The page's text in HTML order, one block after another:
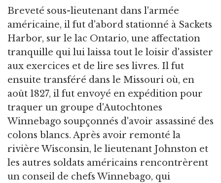
Breveté sous-lieutenant dans l'armée
américaine, il fut d'abord stationné à Sackets
Harbor, sur le lac Ontario, une affectation
tranquille qui lui laissa tout le loisir d'assister
aux exercices et de lire ses livres. Il fut
ensuite transféré dans le Missouri où, en
août 1827, il fut envoyé en expédition pour
traquer un groupe d'Autochtones
Winnebago soupçonnés d'avoir assassiné des
colons blancs. Après avoir remonté la
rivière Wisconsin, le lieutenant Johnston et
les autres soldats américains rencontrèrent
un conseil de chefs Winnebago, qui